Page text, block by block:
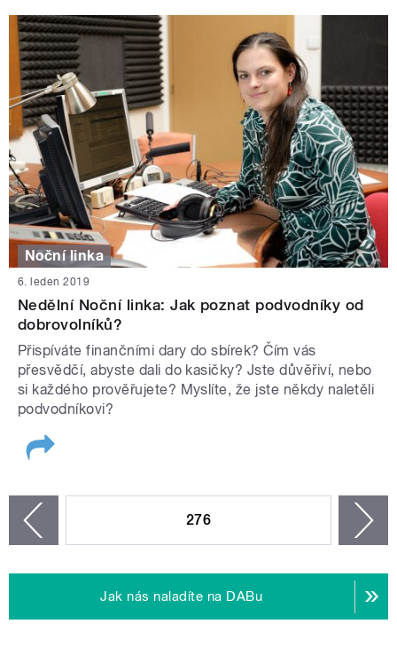
Noční linka
6. leden 2019
Nedělní Noční linka: Jak poznat podvodníky od
dobrovolníků?
Přispíváte finančními dary do sbírek? Čím vás
přesvědčí, abyste dali do kasičky? Jste důvěřiví, nebo
si každého prověřujete? Myslíte, že jste někdy naletěli
podvodníkovi?
276
Jak nás naladíte na DABu